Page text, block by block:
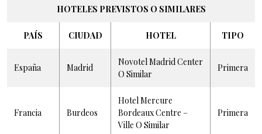
HOTELES PREVISTOS O SIMILARES
PAÍS CIUDAD HOTEL TIPO
España Madrid
Novotel Madrid Center
O Similar
Primera
Francia Burdeos
Hotel Mercure
Bordeaux Centre –
Ville O Similar
Primera